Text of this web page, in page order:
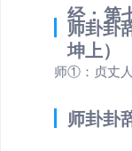
经：第
坤上）
师卦卦
师①：贞丈
师卦卦